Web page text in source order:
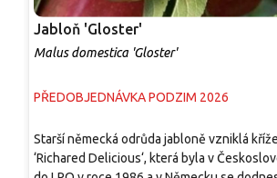
Jabloň 'Gloster'
Malus domestica 'Gloster'
PŘEDOBJEDNÁVKA PODZIM 2026
Starší německá odrůda jabloně vzniklá
‘Richared Delicious‘, která byla v